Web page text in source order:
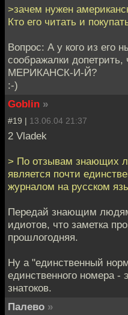
>зачем нужен
Кто его читать и
Вопрос: А у кого из его
соображалки
МЕРИКАНСК-И-Й?
:-)
Goblin »
#19 | 13.06.04 21:37
2 Vladek
> По отзывам знающих
является почти
журналом на русском
Передай знающим
идиотов, что заметка
прошлогодняя.
Ну а "единственный
единственного номера -
знатоков.
Палево »